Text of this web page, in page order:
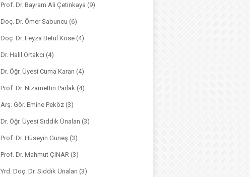
Prof. Dr. Bayram Ali Çetinkaya (9)
Doç. Dr. Ömer Sabuncu (6)
Doç. Dr. Feyza Betül Köse (4)
Dr. Halil Ortakcı (4)
Dr. Öğr. Üyesi Cuma Karan (4)
Prof. Dr. Nizamettin Parlak (4)
Arş. Gör. Emine Peköz (3)
Dr. Öğr. Üyesi Sıddık Ünalan (3)
Prof. Dr. Hüseyin Güneş (3)
Prof. Dr. Mahmut ÇINAR (3)
Yrd. Doç. Dr. Sıddık Ünalan (3)